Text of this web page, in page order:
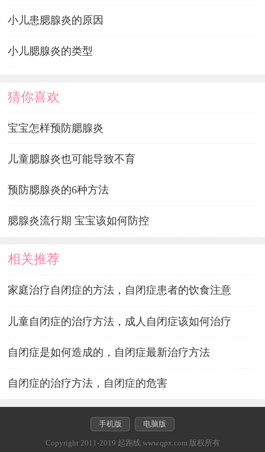
小儿患腮腺炎的原因
小儿腮腺炎的类型
猜你喜欢
宝宝怎样预防腮腺炎
儿童腮腺炎也可能导致不育
预防腮腺炎的6种方法
腮腺炎流行期 宝宝该如何防控
相关推荐
家庭治疗自闭症的方法，自闭症患者的饮食注意
儿童自闭症的治疗方法，成人自闭症该如何治疗
自闭症是如何造成的，自闭症最新治疗方法
自闭症的治疗方法，自闭症的危害
手机版 电脑版
Copyright 2011-2019 起跑线 www.qpx.com 版权所有